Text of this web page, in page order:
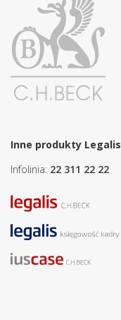
Inne produkty Legalis
Infolinia: 22 311 22 22